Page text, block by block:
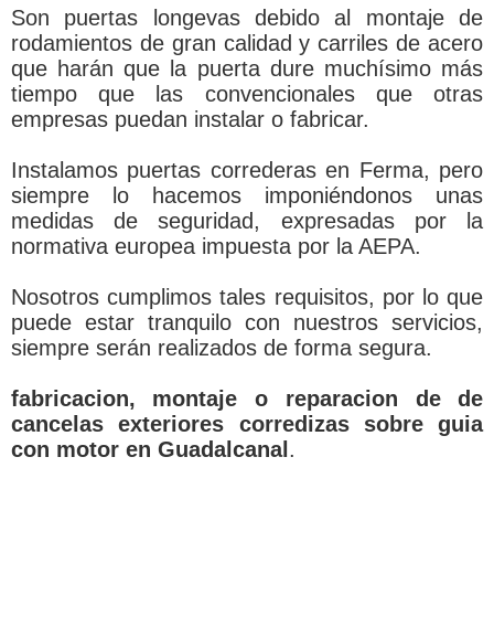
Son puertas longevas debido al montaje de
rodamientos de gran calidad y carriles de acero
que harán que la puerta dure muchísimo más
tiempo que las convencionales que otras
empresas puedan instalar o fabricar.
Instalamos puertas correderas en Ferma, pero
siempre lo hacemos imponiéndonos unas
medidas de seguridad, expresadas por la
normativa europea impuesta por la AEPA.
Nosotros cumplimos tales requisitos, por lo que
puede estar tranquilo con nuestros servicios,
siempre serán realizados de forma segura.
fabricacion, montaje o reparacion de de
cancelas exteriores corredizas sobre guia
con motor en Guadalcanal .